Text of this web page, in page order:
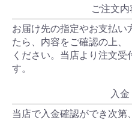
ご注文
お届け先の指定やお支払い
たら、内容をご確認の上、
ください。当店より注文受
す。
入
当店で入金確認ができ次第